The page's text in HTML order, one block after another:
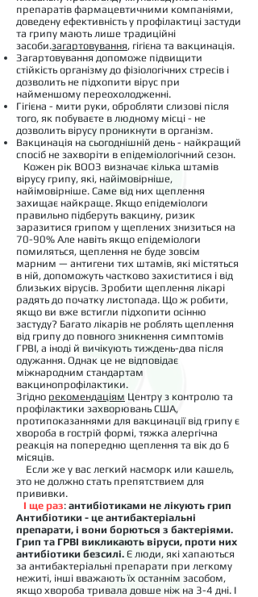
препаратів фармацевтичними компаніями,
доведену ефективність у профілактиці застуди
та грипу мають лише традиційні
засоби.загартовування, гігієна та вакцинація.
Загартовування допоможе підвищити
стійкість організму до фізіологічних стресів і
дозволить не підхопити вірус при
найменшому переохолодженні.
Гігієна - мити руки, обробляти слизові після
того, як побуваєте в людному місці - не
дозволить вірусу проникнути в організм.
Вакцинація на сьогоднішній день - найкращий
спосіб не захворіти в епідеміологічний сезон.
Кожен рік ВООЗ визначає кілька штамів
вірусу грипу, які, найімовірніше,
найімовірніше. Саме від них щеплення
захищає найкраще. Якщо епідеміологи
правильно підберуть вакцину, ризик
заразитися грипом у щеплених знизиться на
70-90% Але навіть якщо епідеміологи
помиляться, щеплення не буде зовсім
марним — антигени тих штамів, які містяться
в ній, допоможуть частково захиститися і від
близьких вірусів. Зробити щеплення лікарі
радять до початку листопада. Що ж робити,
якщо ви вже встигли підхопити осінню
застуду? Багато лікарів не роблять щеплення
від грипу до повного зникнення симптомів
ГРВІ, а іноді й вичікують тиждень-два після
одужання. Однак це не відповідає
міжнародним стандартам
вакцинопрофілактики.
Згідно рекомендаціям Центру з контролю та
профілактики захворювань США,
протипоказаннями для вакцинації від грипу є
хвороба в гострій формі, тяжка алергічна
реакція на попередню щеплення та вік до 6
місяців.
Если же у вас легкий насморк или кашель,
это не должно стать препятствием для
прививки.
І ще раз: антибіотиками не лікують грип
Антибіотики - це антибактеріальні
препарати, і вони борються з бактеріями.
Грип та ГРВІ викликають віруси, проти них
антибіотики безсилі. Є люди, які хапаються
за антибактеріальні препарати при легкому
нежиті, інші вважають їх останнім засобом,
якщо хвороба тривала довше ніж на 3-4 дні. І